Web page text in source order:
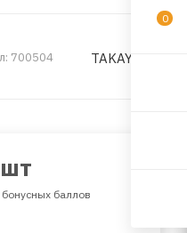
700504 TAKAYAMA
баллов
0